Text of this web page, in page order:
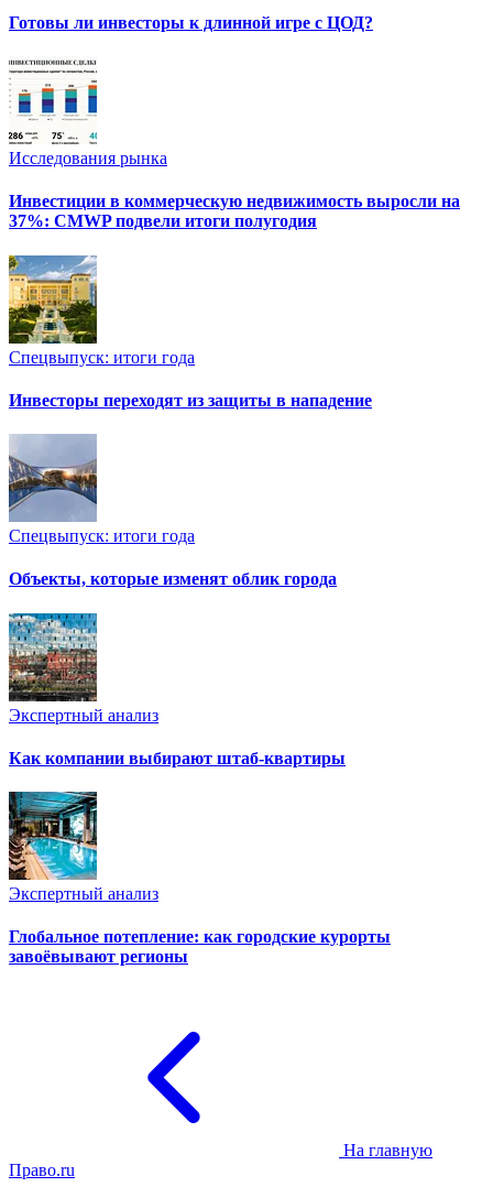
Готовы ли инвесторы к длинной игре с ЦОД?
Исследования рынка
Инвестиции в коммерческую недвижимость выросли на
37%: CMWP подвели итоги полугодия
Спецвыпуск: итоги года
Инвесторы переходят из защиты в нападение
Спецвыпуск: итоги года
Объекты, которые изменят облик города
Экспертный анализ
Как компании выбирают штаб-квартиры
Экспертный анализ
Глобальное потепление: как городские курорты
завоёвывают регионы
На главную
Право.ru